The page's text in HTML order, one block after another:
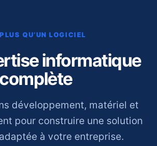
PLUS QU’UN LOGICIEL
informatique
complète
développement, matériel et
pour construire une solution
à votre entreprise.